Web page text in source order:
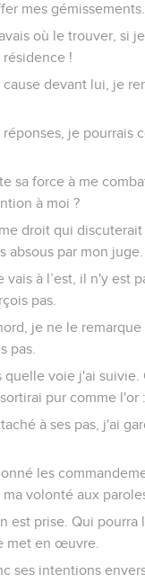
mes gémissements.
où le trouver, si
!
devant lui, je
je pourrais
sa force à me
à moi ?
droit qui
absous par mon juge.
vais à l’est, il n'y est
pas.
je ne le remarque
pas.
quelle voie j'ai suivie.
pur comme l'or :
à ses pas, j'ai
les
volonté aux
est prise. Qui pourra
met en œuvre.
ses intentions